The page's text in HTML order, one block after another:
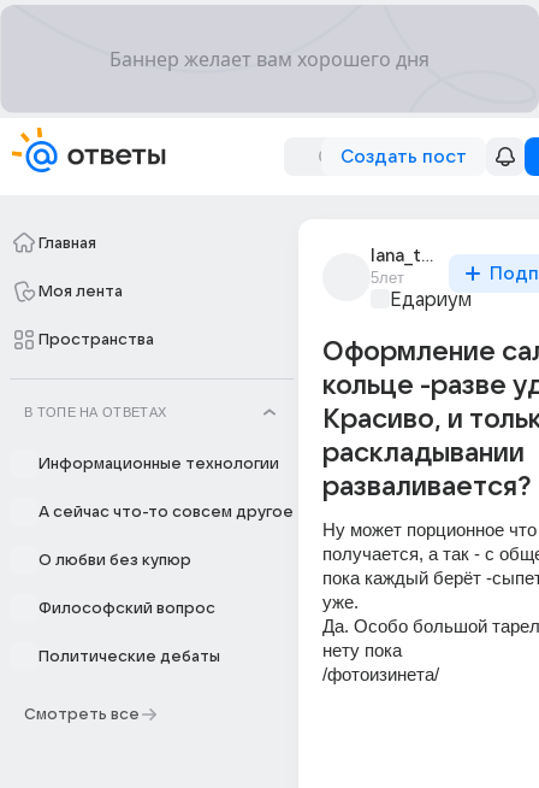
Создать пост
Главная
Моя лента
Пространства
В ТОПЕ НА ОТВЕТАХ
Информационные технологии
А сейчас что-то совсем другое
О любви без купюр
Философский вопрос
Политические дебаты
Смотреть все
lana_terehova_4
5лет
Едариум
Оформление
кольце -разве
Красиво, и
раскладывании
разваливается?
Ну может порционное что
получается, а так - с
пока каждый берёт -
уже.
Да. Особо большой
нету пока
/фотоизинета/